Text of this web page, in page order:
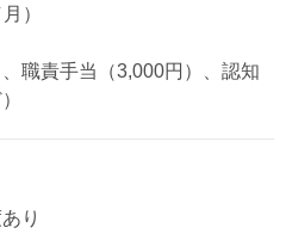
）
職責手当（3,000円）、認知
り